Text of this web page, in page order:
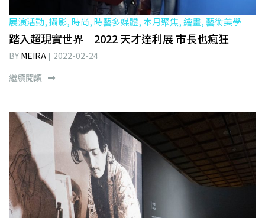
展演活動, 攝影, 時尚, 時藝多媒體, 本月聚焦, 繪畫, 藝術美學
踏入超現實世界｜2022 天才達利展 市長也瘋狂
BY MEIRA
2022-02-24
繼續閱讀